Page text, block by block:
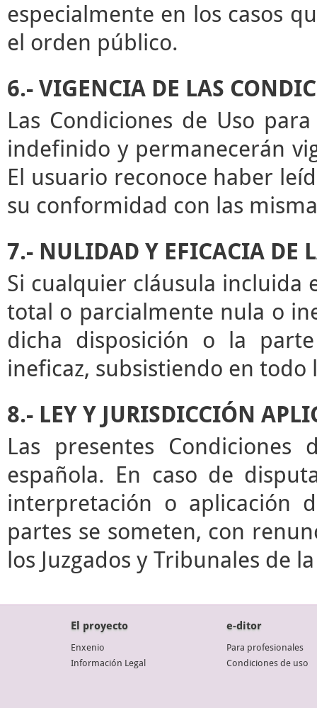
especialmente en los casos
el orden público.
6.- VIGENCIA DE LAS
Las Condiciones de Uso
indefinido y permanecerán
El usuario reconoce haber
su conformidad con las
7.- NULIDAD Y EFICACIA DE
Si cualquier cláusula incluida
total o parcialmente nula o
dicha disposición o la
ineficaz, subsistiendo en todo
8.- LEY Y JURISDICCIÓN
Las presentes
española. En caso de
interpretación o aplicación
partes se someten, con
los Juzgados y Tribunales de
El proyecto
Enxenio
Información Legal
e-ditor
Para profesionales
Condiciones de uso